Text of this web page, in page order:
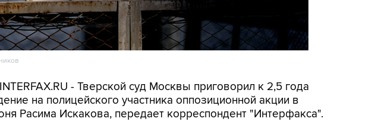
- Тверской суд Москвы приговорил к 2,5 года
на полицейского участника оппозиционной акции в
Расима Искакова, передает корреспондент "Интерфакса".